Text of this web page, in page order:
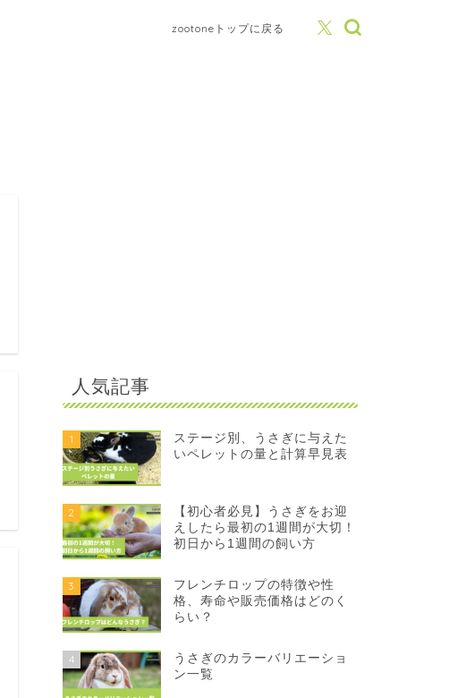
zootoneトップに戻る
人気記事
1
ステージ別、うさぎに与えた
いペレットの量と計算早見表
2
【初心者必見】うさぎをお迎
えしたら最初の1週間が大切！
初日から1週間の飼い方
3
フレンチロップの特徴や性
格、寿命や販売価格はどのく
らい？
4
うさぎのカラーバリエーショ
ン一覧